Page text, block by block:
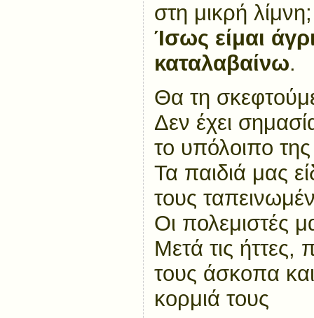
στη μικρή λίμνη;
Ίσως είμαι
καταλαβαίνω.
Θα τη
Δεν έχει
το υπόλοιπο
Τα παιδιά μας
τους
Οι πολεμιστές
Μετά τις ήττες,
τους άσκοπα
κορμιά τους